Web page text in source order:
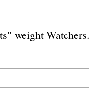
weight Watchers.